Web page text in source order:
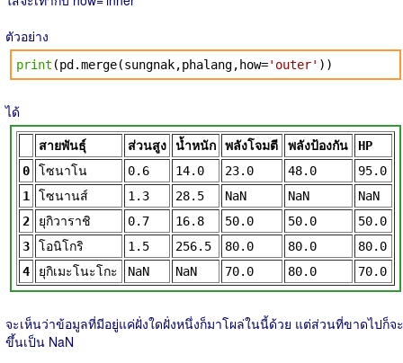
ตัวอย่าง
print (pd.merge(sungnak,phalang,how='outer' ))
ได้
สายพันธุ์ ส่วนสูง น้ำหนัก พลังโจมตี พลังป้องกัน
HP
0
โซนาโน 0.6 14.0 23.0 48.0
95.0
1
โซนานส์ 1.3 28.5 NaN NaN
NaN
2
ยุกิวาราชิ 0.7 16.8 50.0 50.0
50.0
3
โอนิโกริ 1.5 256.5 80.0 80.0
80.0
4
ยุกิเมะโนะโกะ NaN NaN 70.0 80.0 70.0
จะเห็นว่าข้อมูลที่มีอยู่แค่ฝั่งใดฝั่งหนึ่งก็มาโผล่ในนี้ด้วย แต่ส่วนที่ขาดไปก็จะ
ขึ้นเป็น NaN